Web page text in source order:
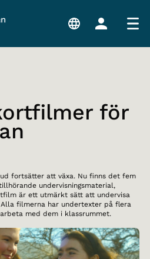
för
fortsätter att växa. Nu finns det fem
undervisningsmaterial,
är ett utmärkt sätt att undervisa
filmerna har undertexter på flera
med dem i klassrummet.